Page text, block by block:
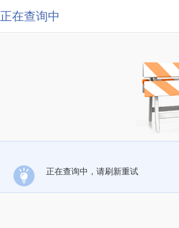
正在查询中
正在查询中，请刷新重试